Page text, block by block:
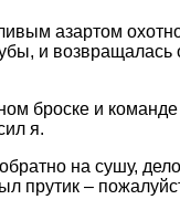
азартом
и
броске и
я.
на сушу,
–